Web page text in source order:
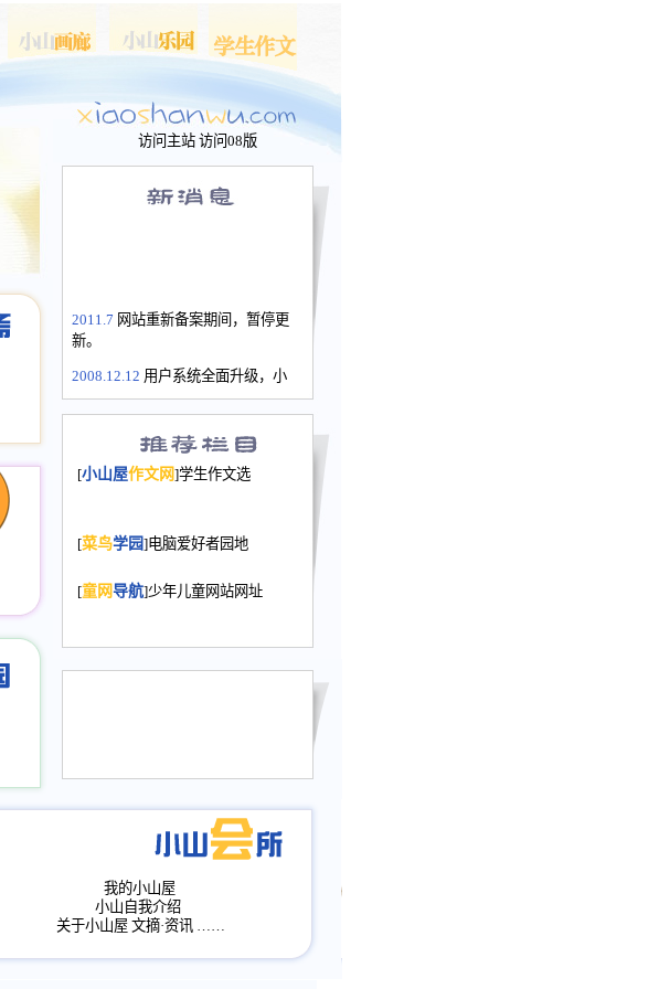
访问主站 访问08版
2011.7 网站重新备案期间，暂停更
新。
2008.12.12 用户系统全面升级，小
长会、家园网－个人空间，用户一
次注册全部通行。
2008.12.12家园网正式运行，域
年，2009版提前启用，小山屋全面
小山画廊均增加多个新栏目。。
评分、顶功能，作文宝典改版。
[小山屋作文网]学生作文选
[菜鸟学园]电脑爱好者园地
[童网导航]少年儿童网站网址
我的小山屋
小山自我介绍
关于小山屋 文摘·资讯 ……